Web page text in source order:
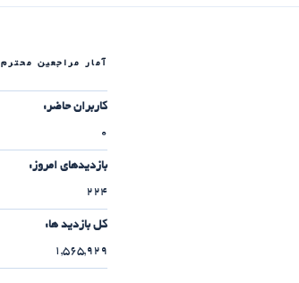
آمار مراجعین محترم
کاربران حاضر:
0
بازدیدهای امروز:
224
کل بازدید ها:
1,565,929